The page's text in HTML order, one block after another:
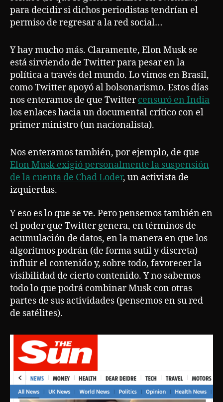
para decidir si dichos periodistas tendrían el
permiso de regresar a la red social…
Y hay mucho más. Claramente, Elon Musk se
está sirviendo de Twitter para pesar en la
política a través del mundo. Lo vimos en Brasil,
como Twitter apoyó al bolsonarismo. Estos días
nos enteramos de que Twittercensuró en India
los enlaces hacia un documental crítico con el
primer ministro (un nacionalista).
Nos enteramos también, por ejemplo, de que
Elon Musk exigió personalmente la suspensión
de la cuenta de Chad Loder, un activista de
izquierdas.
Y eso es lo que se ve. Pero pensemos también en
el poder que Twitter genera, en términos de
acumulación de datos, en la manera en que los
algoritmos podrán (de forma sutil y discreta)
influir el contenido y, sobre todo, favorecer la
visibilidad de cierto contenido. Y no sabemos
todo lo que podrá combinar Musk con otras
partes de sus actividades (pensemos en su red
de satélites).